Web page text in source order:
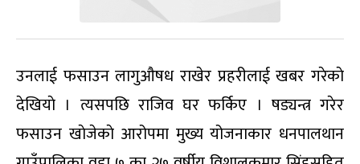
उनलाई फसाउन लागुऔषध राखेर प्रहरीलाई खबर गरेकाे
देखियाे । त्यसपछि राजिव घर फर्किए । षड्यन्त्र गरेर
फसाउन खाेजेकाे आरोपमा मुख्य योजनाकार धनपालथान